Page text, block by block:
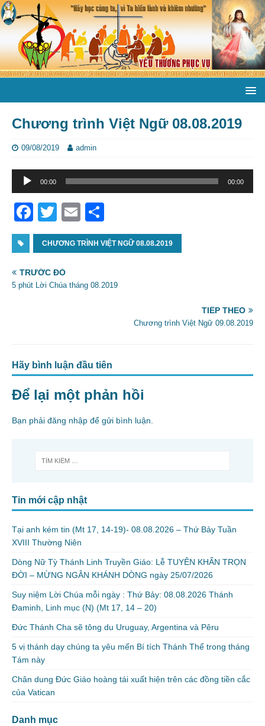
Chương trình Việt Ngữ 08.08.2019
09/08/2019 admin
Trình
phát
âm
thanh
00:00 00:00
F
a
c
e
b
T
w
itt
er
E
m
ai
h
ar
CHƯƠNG TRÌNH VIỆT NGỮ 08.08.2019
TRƯỚC ĐÓ
5 phút Lời Chúa tháng 08.2019
TIẾP THEO
Chương trình Việt Ngữ 09.08.2019
Hãy bình luận đầu tiên
Để lại một phản hồi
Bạn phải đăng nhập để gửi bình luận.
Tin mới cập nhật
Tại anh kém tin (Mt 17, 14-19)- 08.08.2026 – Thứ Bảy Tuần
XVIII Thường Niên
Dòng Nữ Tỳ Thánh Linh Truyền Giáo: Lễ TUYÊN KHẤN TRỌN
ĐỜI – MỪNG NGÂN KHÁNH DÒNG ngày 25/07/2026
Suy niệm Lời Chúa mỗi ngày : Thứ Bảy: 08.08.2026 Thánh
Đaminh, Linh mục (N) (Mt 17, 14 – 20)
Đức Thánh Cha sẽ tông du Uruguay, Argentina và Pêru
5 vị thánh dạy chúng ta yêu mến Bí tích Thánh Thể trong tháng
Tám này
Chân dung Đức Giáo hoàng tái xuất hiện trên các đồng tiền cắc
của Vatican
Danh mục